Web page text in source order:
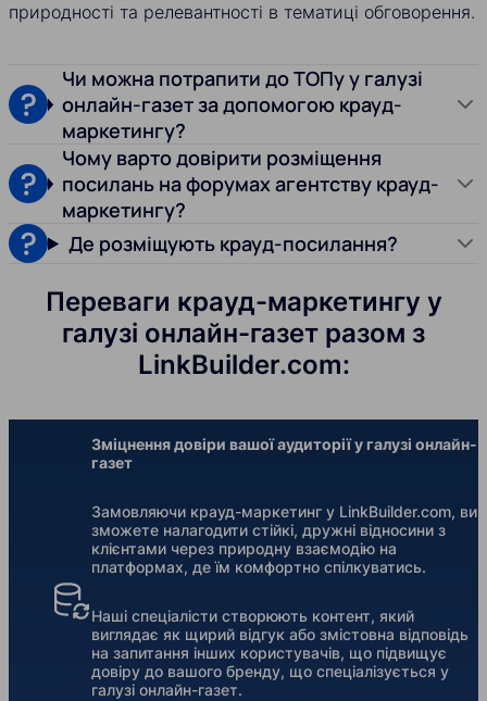
природності та релевантності в тематиці обговорення.
Чи можна потрапити до ТОПу у галузі
онлайн-газет за допомогою крауд-
маркетингу?
Чому варто довірити розміщення
посилань на форумах агентству крауд-
маркетингу?
Де розміщують крауд-посилання?
Переваги крауд-маркетингу у
галузі онлайн-газет разом з
LinkBuilder.com:
Зміцнення довіри вашої аудиторії у галузі онлайн-
газет
Замовляючи крауд-маркетинг у LinkBuilder.com, ви
зможете налагодити стійкі, дружні відносини з
клієнтами через природну взаємодію на
платформах, де їм комфортно спілкуватись.
Наші спеціалісти створюють контент, який
виглядає як щирий відгук або змістовна відповідь
на запитання інших користувачів, що підвищує
довіру до вашого бренду, що спеціалізується у
галузі онлайн-газет.